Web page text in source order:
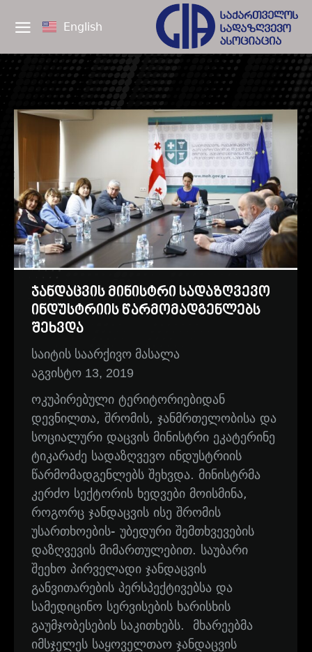
English
ჯანდაცვის მინისტრი სადაზღვევო
ინდუსტრიის წარმომადგენლებს
შეხვდა
საიტის საარქივო მასალა
აგვისტო 13, 2019
ოკუპირებული ტერიტორიებიდან
დევნილთა, შრომის, ჯანმრთელობისა და
სოციალური დაცვის მინისტრი ეკატერინე
ტიკარაძე სადაზღვევო ინდუსტრიის
წარმომადგენლებს შეხვდა. მინისტრმა
კერძო სექტორის ხედვები მოისმინა,
როგორც ჯანდაცვის ისე შრომის
უსართხოების- უბედური შემთხვევების
დაზღვევის მიმართულებით. საუბარი
შეეხო პირველადი ჯანდაცვის
განვითარების პერსპექტივებსა და
სამედიცინო სერვისების ხარისხის
გაუმჯობესების საკითხებს. მხარეებმა
იმსჯელეს საყოველთაო ჯანდაცვის